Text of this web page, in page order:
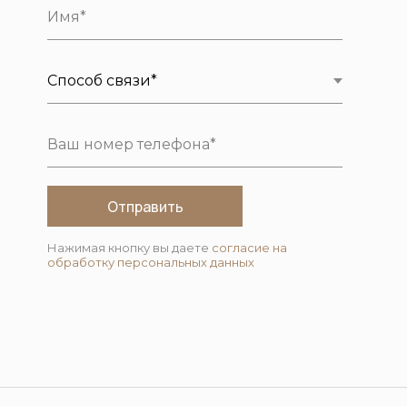
Отправить
Нажимая кнопку вы даете согласие на
обработку персональных данных